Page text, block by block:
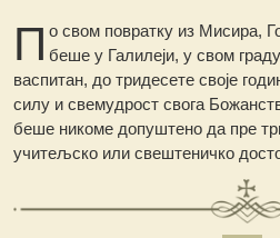
П о свом повратку из Мисира,
беше у Галилеји, у свом
васпитан, до тридесете своје
силу и свемудрост свога
беше никоме допуштено да пре
учитељско или свештеничко